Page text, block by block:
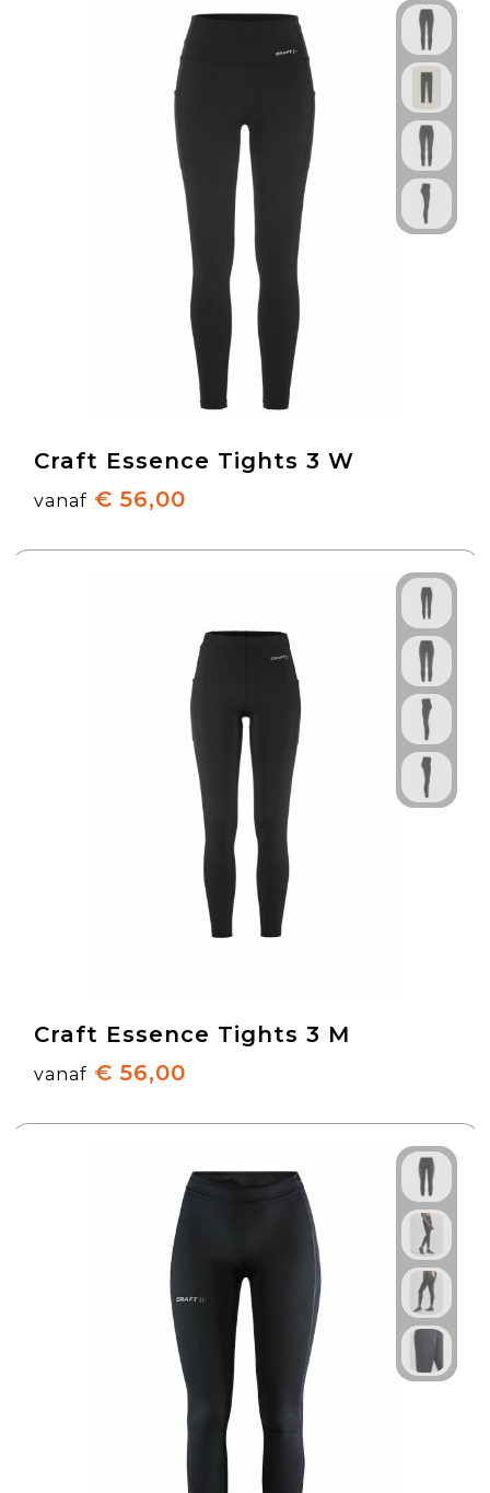
Craft Essence Tights 3 W
vanaf € 56,00
Craft Essence Tights 3 M
vanaf € 56,00